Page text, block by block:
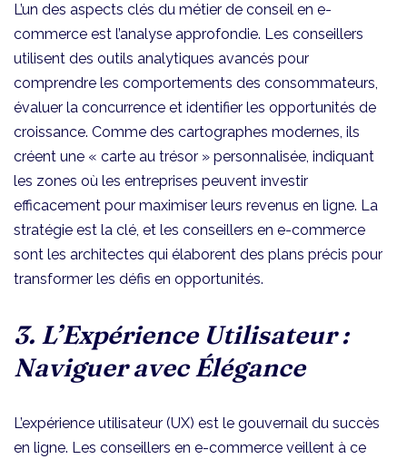
L’un des aspects clés du métier de conseil en e-
commerce est l’analyse approfondie. Les conseillers
utilisent des outils analytiques avancés pour
comprendre les comportements des consommateurs,
évaluer la concurrence et identifier les opportunités de
croissance. Comme des cartographes modernes, ils
créent une « carte au trésor » personnalisée, indiquant
les zones où les entreprises peuvent investir
efficacement pour maximiser leurs revenus en ligne. La
stratégie est la clé, et les conseillers en e-commerce
sont les architectes qui élaborent des plans précis pour
transformer les défis en opportunités.
3. L’Expérience Utilisateur :
Naviguer avec Élégance
L’expérience utilisateur (UX) est le gouvernail du succès
en ligne. Les conseillers en e-commerce veillent à ce